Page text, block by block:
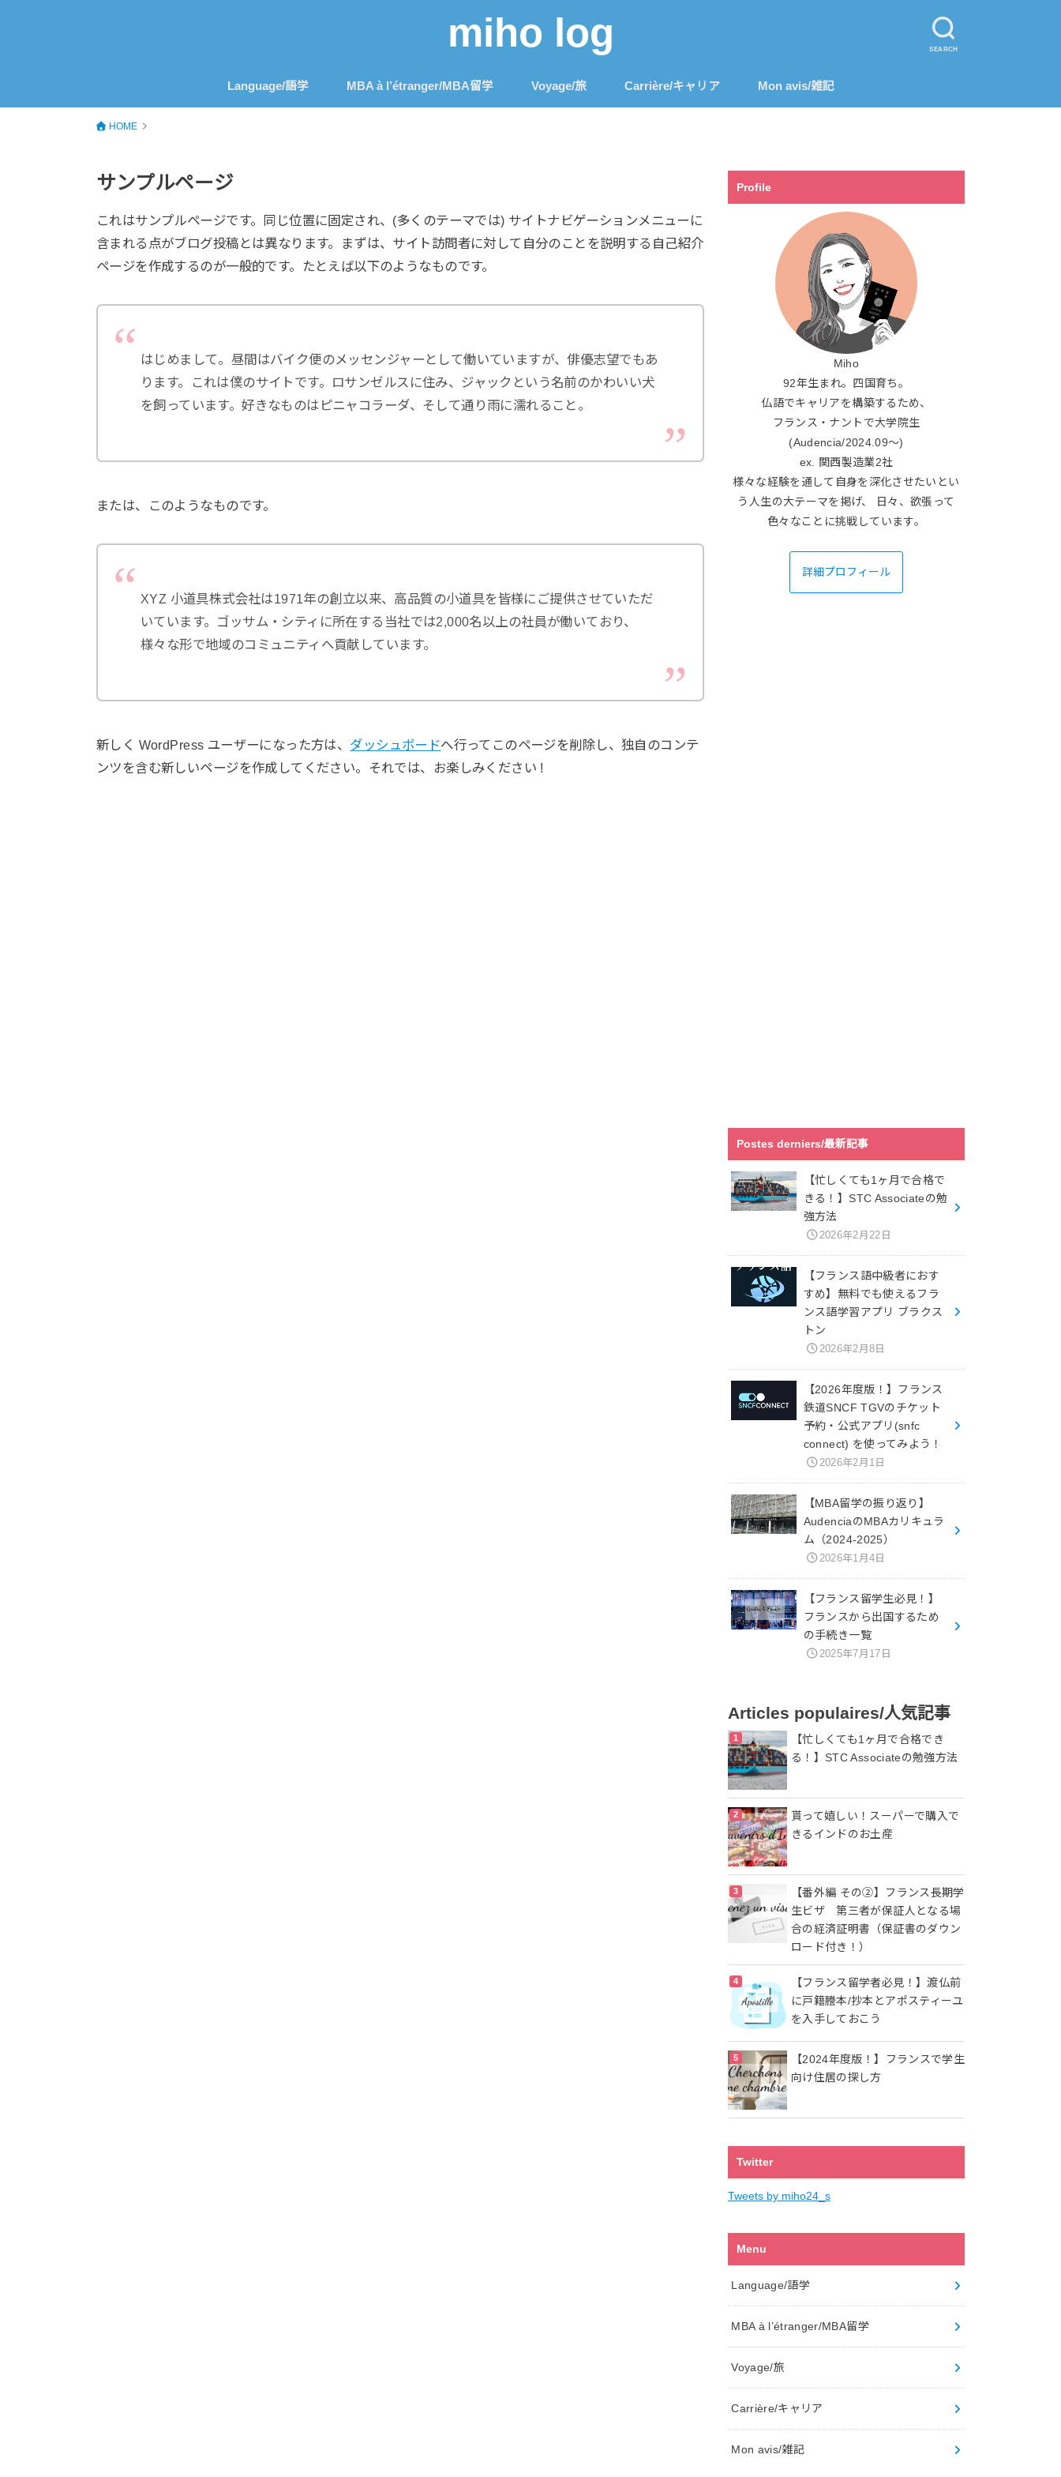
SEARCH
miho log
Language/語学 MBA à l’étranger/MBA留学 Voyage/旅 Carrière/キャリア Mon avis/雑記
HOME
サンプルページ
これはサンプルページです。同じ位置に固定され、(多くのテーマでは) サイトナビゲーションメニューに
含まれる点がブログ投稿とは異なります。まずは、サイト訪問者に対して自分のことを説明する自己紹介
ページを作成するのが一般的です。たとえば以下のようなものです。
はじめまして。昼間はバイク便のメッセンジャーとして働いていますが、俳優志望でもあ
ります。これは僕のサイトです。ロサンゼルスに住み、ジャックという名前のかわいい犬
を飼っています。好きなものはピニャコラーダ、そして通り雨に濡れること。
または、このようなものです。
XYZ 小道具株式会社は1971年の創立以来、高品質の小道具を皆様にご提供させていただ
いています。ゴッサム・シティに所在する当社では2,000名以上の社員が働いており、
様々な形で地域のコミュニティへ貢献しています。
新しく WordPress ユーザーになった方は、 ダッシュボードへ行ってこのページを削除し、独自のコンテ
ンツを含む新しいページを作成してください。それでは、お楽しみください !
Profile
Miho
92年生まれ。四国育ち。
仏語でキャリアを構築するため、
フランス・ナントで大学院生
(Audencia/2024.09〜)
ex. 関西製造業2社
様々な経験を通して自身を深化させたいとい
う人生の大テーマを掲げ、 日々、欲張って
色々なことに挑戦しています。
詳細プロフィール
Postes derniers/最新記事
【忙しくても1ヶ月で合格で
きる！】STC Associateの勉
強方法
2026年2月22日
【フランス語中級者におす
すめ】無料でも使えるフラ
ンス語学習アプリ ブラクス
トン
2026年2月8日
【2026年度版！】フランス
鉄道SNCF TGVのチケット
予約・公式アプリ(snfc
connect) を使ってみよう！
2026年2月1日
【MBA留学の振り返り】
AudenciaのMBAカリキュラ
ム（2024-2025）
2026年1月4日
【フランス留学生必見！】
フランスから出国するため
の手続き一覧
2025年7月17日
Articles populaires/人気記事
【忙しくても1ヶ月で合格でき
る！】STC Associateの勉強方法
貰って嬉しい！スーパーで購入で
きるインドのお土産
【番外編 その②】フランス長期学
生ビザ 第三者が保証人となる場
合の経済証明書（保証書のダウン
ロード付き！）
【フランス留学者必見！】渡仏前
に戸籍謄本/抄本とアポスティーユ
を入手しておこう
【2024年度版！】フランスで学生
向け住居の探し方
Twitter
Tweets by miho24_s
Menu
Language/語学
MBA à l’étranger/MBA留学
Voyage/旅
Carrière/キャリア
Mon avis/雑記